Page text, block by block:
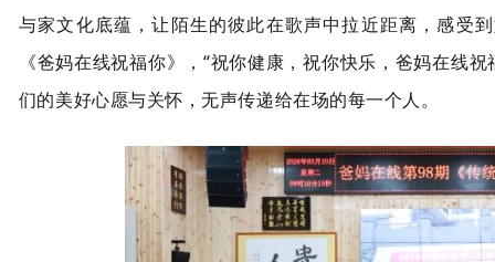
与家文化底蕴，让陌生的彼此在歌声中拉近距离，感受
《爸妈在线祝福你》，“祝你健康，祝你快乐，爸妈在线
们的美好心愿与关怀，无声传递给在场的每一个人。